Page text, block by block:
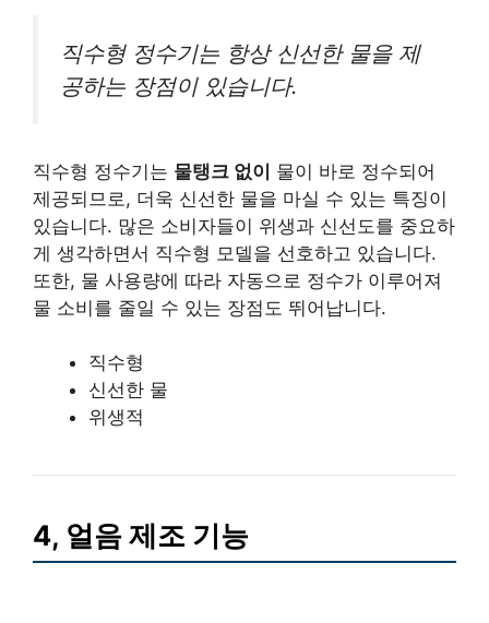
직수형 정수기는 항상 신선한 물을 제
공하는 장점이 있습니다.
직수형 정수기는 물탱크 없이 물이 바로 정수되어
제공되므로, 더욱 신선한 물을 마실 수 있는 특징이
있습니다. 많은 소비자들이 위생과 신선도를 중요하
게 생각하면서 직수형 모델을 선호하고 있습니다.
또한, 물 사용량에 따라 자동으로 정수가 이루어져
물 소비를 줄일 수 있는 장점도 뛰어납니다.
직수형
신선한 물
위생적
4, 얼음 제조 기능